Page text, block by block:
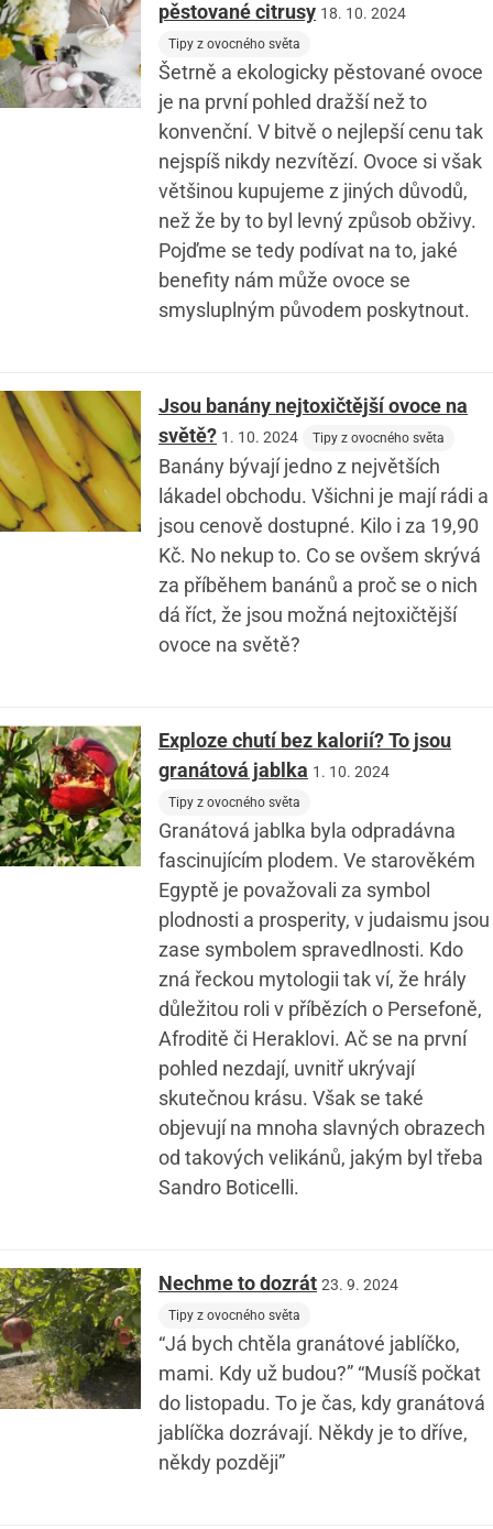
pěstované citrusy 18. 10. 2024
Tipy z ovocného světa
Šetrně a ekologicky pěstované ovoce
je na první pohled dražší než to
konvenční. V bitvě o nejlepší cenu tak
nejspíš nikdy nezvítězí. Ovoce si však
většinou kupujeme z jiných důvodů,
než že by to byl levný způsob obživy.
Pojďme se tedy podívat na to, jaké
benefity nám může ovoce se
smysluplným původem poskytnout.
Jsou banány nejtoxičtější ovoce na
světě? 1. 10. 2024 Tipy z ovocného světa
Banány bývají jedno z největších
lákadel obchodu. Všichni je mají rádi a
jsou cenově dostupné. Kilo i za 19,90
Kč. No nekup to. Co se ovšem skrývá
za příběhem banánů a proč se o nich
dá říct, že jsou možná nejtoxičtější
ovoce na světě?
Exploze chutí bez kalorií? To jsou
granátová jablka 1. 10. 2024
Tipy z ovocného světa
Granátová jablka byla odpradávna
fascinujícím plodem. Ve starověkém
Egyptě je považovali za symbol
plodnosti a prosperity, v judaismu jsou
zase symbolem spravedlnosti. Kdo
zná řeckou mytologii tak ví, že hrály
důležitou roli v příbězích o Persefoně,
Afroditě či Heraklovi. Ač se na první
pohled nezdají, uvnitř ukrývají
skutečnou krásu. Však se také
objevují na mnoha slavných obrazech
od takových velikánů, jakým byl třeba
Sandro Boticelli.
Nechme to dozrát 23. 9. 2024
Tipy z ovocného světa
“Já bych chtěla granátové jablíčko,
mami. Kdy už budou?” “Musíš počkat
do listopadu. To je čas, kdy granátová
jablíčka dozrávají. Někdy je to dříve,
někdy později”